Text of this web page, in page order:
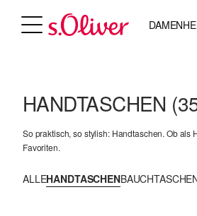
DAMEN
HANDTASCHEN
So praktisch, so stylish: Handtaschen. Ob
Favoriten.
ALLEHANDTASCHEN